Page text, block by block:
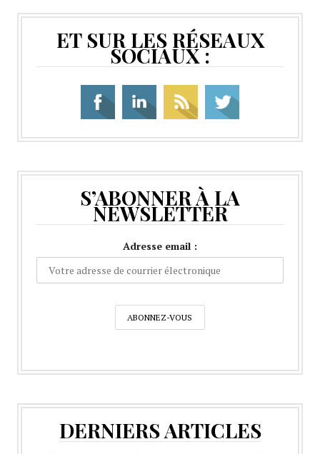
ET SUR LES RÉSEAUX
SOCIAUX :
S’ABONNER À LA
NEWSLETTER
Adresse email :
DERNIERS ARTICLES